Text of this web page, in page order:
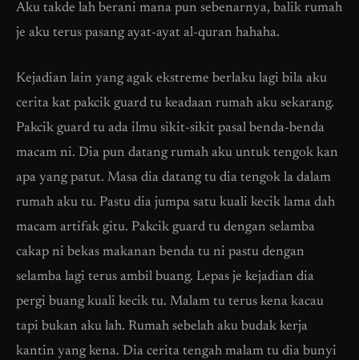
Aku takde lah berani mana pun sebenarnya, balik rumah
je aku terus pasang ayat-ayat al-quran hahaha.
Kejadian lain yang agak ekstreme berlaku lagi bila aku
cerita kat pakcik guard tu keadaan rumah aku sekarang.
Pakcik guard tu ada ilmu sikit-sikit pasal benda-benda
macam ni. Dia pun datang rumah aku untuk tengok kan
apa yang patut. Masa dia datang tu dia tengok la dalam
rumah aku tu. Pastu dia jumpa satu kuali kecik lama dah
macam artifak gitu. Pakcik guard tu dengan selamba
cakap ni bekas makanan benda tu ni pastu dengan
selamba lagi terus ambil buang. Lepas je kejadian dia
pergi buang kuali kecik tu. Malam tu terus kena kacau
tapi bukan aku lah. Rumah sebelah aku budak kerja
kantin yang kena. Dia cerita tengah malam tu dia bunyi